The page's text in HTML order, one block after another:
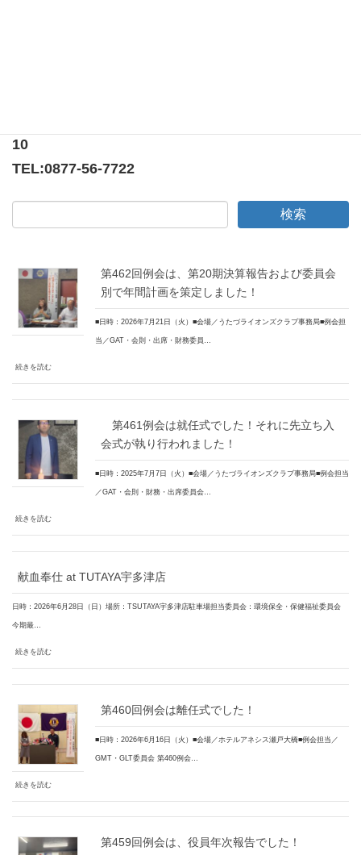
10
TEL:0877-56-7722
第462回例会は、第20期決算報告および委員会
別で年間計画を策定しました！
■日時：2026年7月21日（火）■会場／うたづライオンズクラブ事務局■例会担
当／GAT・会則・出席・財務委員…
続きを読む
第461例会は就任式でした！それに先立ち入
会式が執り行われました！
■日時：2025年7月7日（火）■会場／うたづライオンズクラブ事務局■例会担当
／GAT・会則・財務・出席委員会…
続きを読む
献血奉仕 at TUTAYA宇多津店
日時：2026年6月28日（日）場所：TSUTAYA宇多津店駐車場担当委員会：環境保全・保健福祉委員会
今期最…
続きを読む
第460回例会は離任式でした！
■日時：2026年6月16日（火）■会場／ホテルアネシス瀬戸大橋■例会担当／
GMT・GLT委員会 第460例会…
続きを読む
第459回例会は、役員年次報告でした！